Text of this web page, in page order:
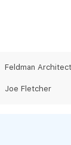
Feldman
Joe Fletcher